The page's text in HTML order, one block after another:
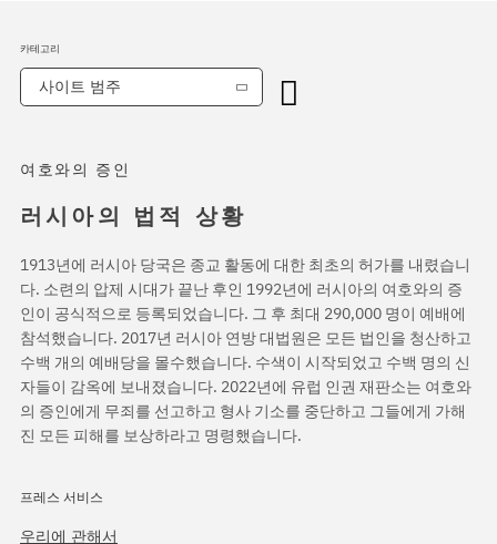
여호와의 증인
러시아의 법적 상황
1913년에 러시아 당국은 종교 활동에 대한 최초의 허가를 내렸습니
다. 소련의 압제 시대가 끝난 후인 1992년에 러시아의 여호와의 증
인이 공식적으로 등록되었습니다. 그 후 최대 290,000 명이 예배에
참석했습니다. 2017년 러시아 연방 대법원은 모든 법인을 청산하고
수백 개의 예배당을 몰수했습니다. 수색이 시작되었고 수백 명의 신
자들이 감옥에 보내졌습니다. 2022년에 유럽 인권 재판소는 여호와
의 증인에게 무죄를 선고하고 형사 기소를 중단하고 그들에게 가해
진 모든 피해를 보상하라고 명령했습니다.
프레스 서비스
우리에 관해서
카테고리
사이트 범주